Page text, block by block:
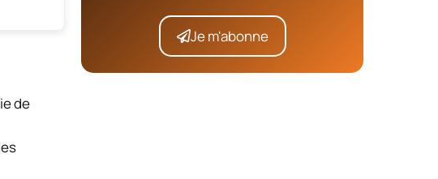
de
Je m'abonne